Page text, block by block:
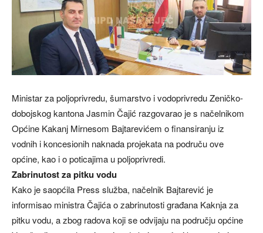
Ministar za poljoprivredu, šumarstvo i vodoprivredu Zeničko-
dobojskog kantona Jasmin Čajić razgovarao je s načelnikom
Općine Kakanj Mirnesom Bajtarevićem o finansiranju iz
vodnih i koncesionih naknada projekata na područu ove
općine, kao i o poticajima u poljoprivredi.
Zabrinutost za pitku vodu
Kako je saopćila Press služba, načelnik Bajtarević je
informisao ministra Čajića o zabrinutosti građana Kaknja za
pitku vodu, a zbog radova koji se odvijaju na području općine